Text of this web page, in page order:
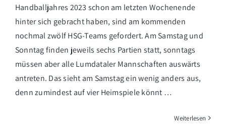
Handballjahres 2023 schon am letzten Wochenende
hinter sich gebracht haben, sind am kommenden
nochmal zwölf HSG-Teams gefordert. Am Samstag und
Sonntag finden jeweils sechs Partien statt, sonntags
müssen aber alle Lumdataler Mannschaften auswärts
antreten. Das sieht am Samstag ein wenig anders aus,
denn zumindest auf vier Heimspiele könnt …
Weiterlesen